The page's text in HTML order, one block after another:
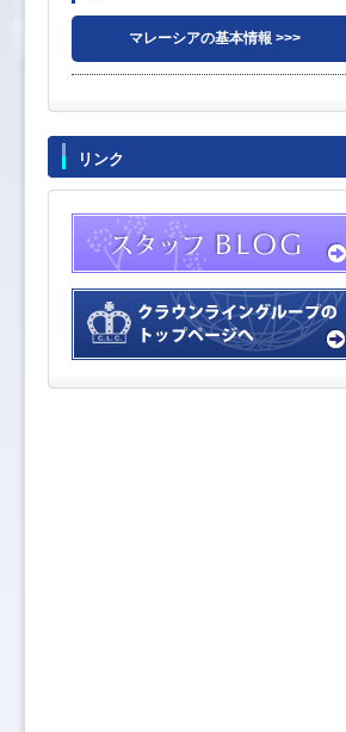
マレーシアの基本情報 >>>
リンク